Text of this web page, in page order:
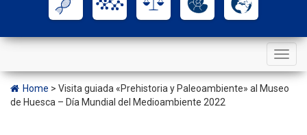
Toggle
navigation
Home > Visita guiada «Prehistoria y Paleoambiente» al Museo
de Huesca – Día Mundial del Medioambiente 2022